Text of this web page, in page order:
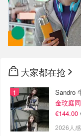
大家都在抢
Sandro
€144.00
2026人